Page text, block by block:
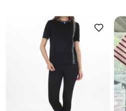
Домашняя одежда